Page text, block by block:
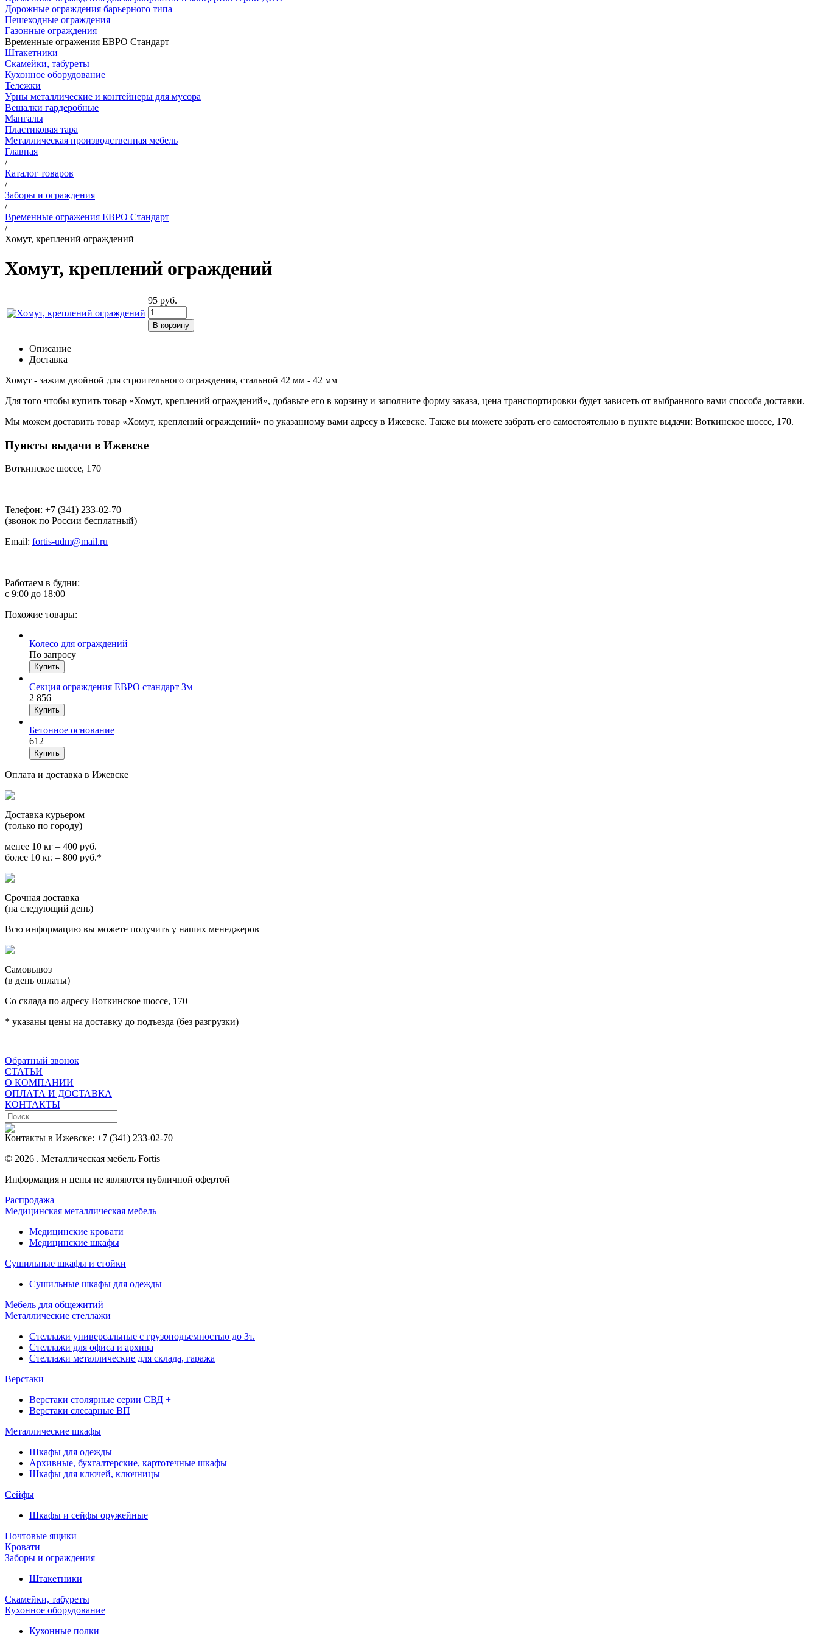
Дорожные ограждения барьерного типа
Пешеходные ограждения
Газонные ограждения
Временные огражения ЕВРО Стандарт
Штакетники
Скамейки, табуреты
Кухонное оборудование
Тележки
Урны металлические и контейнеры для мусора
Вешалки гардеробные
Мангалы
Пластиковая тара
Металлическая производственная мебель
Главная
/
Каталог товаров
/
Заборы и ограждения
/
Временные огражения ЕВРО Стандарт
/
Хомут, креплений ограждений
Хомут, креплений ограждений
95 руб.
Описание
Доставка
Хомут - зажим двойной для строительного ограждения, стальной 42 мм - 42 мм
Для того чтобы купить товар «Хомут, креплений ограждений», добавьте его в корзину и заполните форму заказа, цена транспортировки будет зависеть от выбранного вами способа доставки.
Мы можем доставить товар «Хомут, креплений ограждений» по указанному вами адресу в Ижевске. Также вы можете забрать его самостоятельно в пункте выдачи: Воткинское шоссе, 170.
Пункты выдачи в Ижевске
Воткинское шоссе, 170
Телефон: +7 (341) 233-02-70
(звонок по России бесплатный)
Email: fortis-udm@mail.ru
Работаем в будни:
с 9:00 до 18:00
Похожие товары:
Колесо для ограждений
По запросу
Секция ограждения ЕВРО стандарт 3м
2 856
Бетонное основание
612
Оплата и доставка в Ижевске
Доставка курьером
(только по городу)
менее 10 кг – 400 руб.
более 10 кг. – 800 руб.*
Срочная доставка
(на следующий день)
Всю информацию вы можете получить у наших менеджеров
Самовывоз
(в день оплаты)
Со склада по адресу Воткинское шоссе, 170
* указаны цены на доставку до подъезда (без разгрузки)
Обратный звонок
СТАТЬИ
О КОМПАНИИ
ОПЛАТА И ДОСТАВКА
КОНТАКТЫ
Контакты в Ижевске: +7 (341) 233-02-70
© 2026 . Металлическая мебель Fortis
Информация и цены не являются публичной офертой
Распродажа
Медицинская металлическая мебель
Медицинские кровати
Медицинские шкафы
Сушильные шкафы и стойки
Сушильные шкафы для одежды
Мебель для общежитий
Металлические стеллажи
Стеллажи универсальные с грузоподъемностью до 3т.
Стеллажи для офиса и архива
Стеллажи металлические для склада, гаража
Верстаки
Верстаки столярные серии СВД +
Верстаки слесарные ВП
Металлические шкафы
Шкафы для одежды
Архивные, бухгалтерские, картотечные шкафы
Шкафы для ключей, ключницы
Сейфы
Шкафы и сейфы оружейные
Почтовые ящики
Кровати
Заборы и ограждения
Штакетники
Скамейки, табуреты
Кухонное оборудование
Кухонные полки